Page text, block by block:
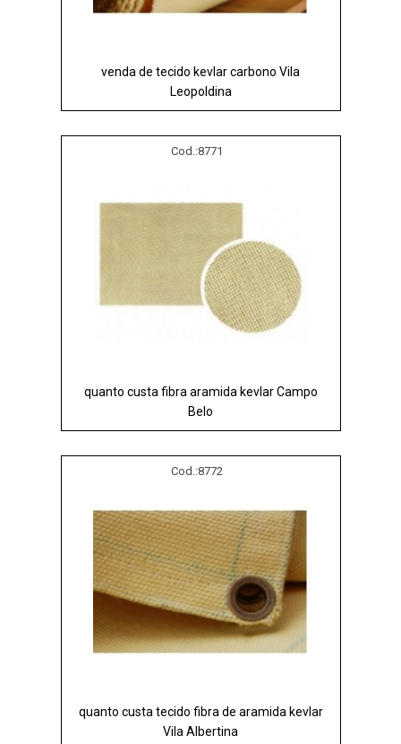
venda de tecido kevlar carbono Vila
Leopoldina
Cod.:8771
quanto custa fibra aramida kevlar Campo
Belo
Cod.:8772
quanto custa tecido fibra de aramida kevlar
Vila Albertina